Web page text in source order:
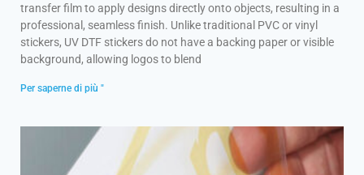
transfer film to apply designs directly onto objects, resulting in a
professional, seamless finish. Unlike traditional PVC or vinyl
stickers, UV DTF stickers do not have a backing paper or visible
background, allowing logos to blend
Per saperne di più "